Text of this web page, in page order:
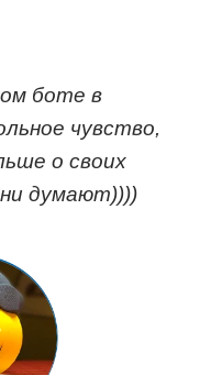
боте в
чувство,
о своих
думают))))